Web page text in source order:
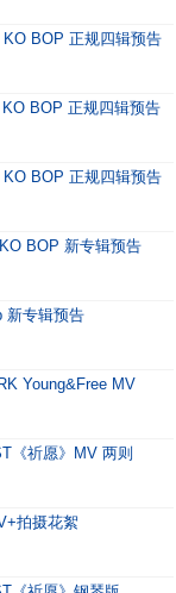
BOP 正规四辑预告
BOP 正规四辑预告
BOP 正规四辑预告
BOP 新专辑预告
新专辑预告
Young&Free MV
《祈愿》MV 两则
拍摄花絮